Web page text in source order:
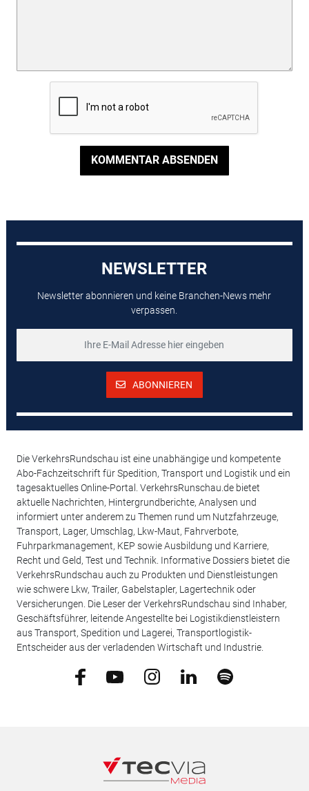
KOMMENTAR ABSENDEN
NEWSLETTER
Newsletter abonnieren und keine Branchen-News mehr
verpassen.
ABONNIEREN
Die VerkehrsRundschau ist eine unabhängige und kompetente
Abo-Fachzeitschrift für Spedition, Transport und Logistik und ein
tagesaktuelles Online-Portal. VerkehrsRunschau.de bietet
aktuelle Nachrichten, Hintergrundberichte, Analysen und
informiert unter anderem zu Themen rund um Nutzfahrzeuge,
Transport, Lager, Umschlag, Lkw-Maut, Fahrverbote,
Fuhrparkmanagement, KEP sowie Ausbildung und Karriere,
Recht und Geld, Test und Technik. Informative Dossiers bietet die
VerkehrsRundschau auch zu Produkten und Dienstleistungen
wie schwere Lkw, Trailer, Gabelstapler, Lagertechnik oder
Versicherungen. Die Leser der VerkehrsRundschau sind Inhaber,
Geschäftsführer, leitende Angestellte bei Logistikdienstleistern
aus Transport, Spedition und Lagerei, Transportlogistik-
Entscheider aus der verladenden Wirtschaft und Industrie.